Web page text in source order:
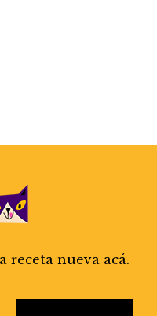
receta nueva acá.